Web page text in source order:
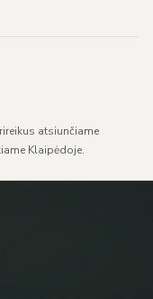
atsiunčiame
Klaipėdoje.